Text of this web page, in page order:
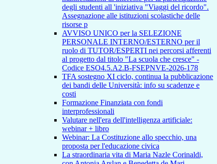
degli studenti all 'iniziativa "Viaggi del ricordo".
Assegnazione alle istituzioni scolastiche delle
risorse p
AVVISO UNICO per la SELEZIONE
PERSONALE INTERNO/ESTERNO per il
ruolo di TUTOR/ESPERTI nei percorsi afferenti
al progetto dal titolo "La scuola che cresce" -
Codice ESO4.5.A2.B-FSEPNVE-2026-178
TFA sostegno XI ciclo, continua la pubblicazione
dei bandi delle Università: info su scadenze e
costi
Formazione Finanziata con fondi
interprofessionali
Valutare nell'era dell'intelligenza artificiale:
webinar + libro
Webinar: La Costituzione allo specchio, una
proposta per l'educazione civica
La straordinaria vita di Maria Nazle Corinaldi,